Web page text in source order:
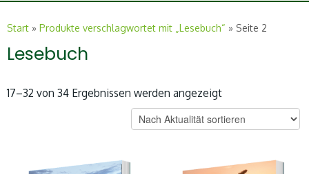
Start » Produkte verschlagwortet mit „Lesebuch“ » Seite 2
Lesebuch
17–32 von 34 Ergebnissen werden angezeigtNach
Aktualität
sortiert